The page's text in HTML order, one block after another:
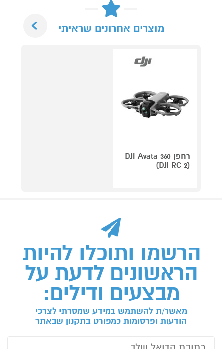
מוצרים אחרונים שראיתי
רחפן DJI Avata 360
(DJI RC 2)
הרשמו ותוכלו להיות
הראשונים לדעת על
מבצעים ודילים:
מאשר/ת להשתמש במידע שמסרתי לצרכי
הודעות ופרסומות כמפורט בתקנון שבאתר